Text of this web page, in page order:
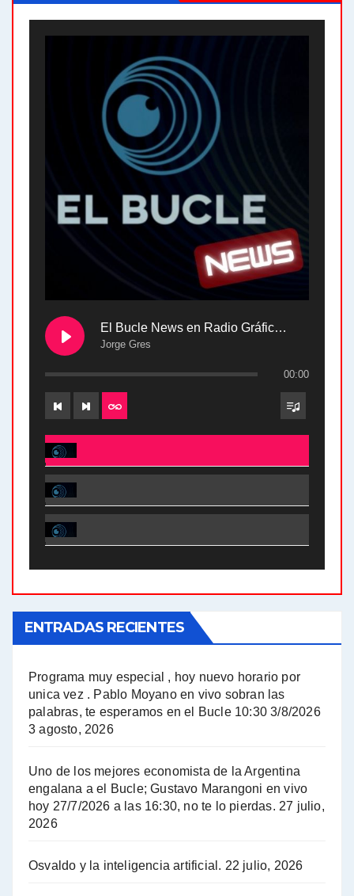
El Bucle News en Radio Gráfica. Bloque 2 . 28.04.24
Jorge Gres
00:00
El Bucle News en Radio Gráfica. Bloque 2 . 28.04.24 - Jorge Gres
El Bucle News en Radio Gráfica. Bloque 1 . 28.04.24 - Jorge Gres
El Bucle News en Radio Gráfica. Bloque 2 . 21.04.24 - Jorge Gres
A mayor poder al empresariado le cuesta encontrar resistencia - Jose Urtubey con Jorge Gres
Hugo Yasky : Día de la Militancia - Hugo Yasky con Jorge Gres
Hugo Yasky sobre la Coordinadora de las Industrias de Productos Alimenticios (COPAL) - Hugo Yasky con Jorge Gres
ENTRADAS RECIENTES
Programa muy especial , hoy nuevo horario por
unica vez . Pablo Moyano en vivo sobran las
palabras, te esperamos en el Bucle 10:30 3/8/2026
3 agosto, 2026
Uno de los mejores economista de la Argentina
engalana a el Bucle; Gustavo Marangoni en vivo
hoy 27/7/2026 a las 16:30, no te lo pierdas. 27 julio,
2026
Osvaldo y la inteligencia artificial. 22 julio, 2026